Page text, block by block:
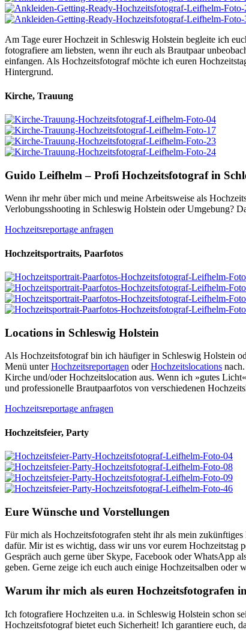
Am Tage eurer Hochzeit in Schleswig Holstein begleite ich
fotografiere am liebsten, wenn ihr euch als Brautpaar
einfangen. Als Hochzeitsfotograf möchte ich euren
Hintergrund.
Kirche, Trauung
Guido Leifhelm – Profi Hochzeitsfotograf in
Wenn ihr mehr über mich und meine Arbeitsweise als
Verlobungsshooting in Schleswig Holstein oder Umgebung?
Hochzeitsreportage anfragen
Hochzeitsportraits, Paarfotos
Locations in Schleswig Holstein
Als Hochzeitsfotograf bin ich häufiger in Schleswig Holstein
Menü unterHochzeitsreportagen oderHochzeitslocations
Kirche und/oder Hochzeitslocation aus. Wenn ich »gutes
und professionelle Brautpaarfotos von verschiedenen
Hochzeitsreportage anfragen
Hochzeitsfeier, Party
Eure Wünsche und Vorstellungen
Für mich als Hochzeitsfotografen steht ihr als mein
dafür. Mir ist es wichtig, dass wir uns vor eurem Hochzeitstag
Gespräch auch gerne über Skype, Facebook oder WhatsApp
geben. Gerne zeige ich euch auch einige Hochzeitsalben oder
Warum ihr mich als euren Hochzeitsfotografen
Ich fotografiere Hochzeiten u.a. in Schleswig Holstein schon
Hochzeitsfotograf bietet euch Sicherheit! Ich garantiere euch,